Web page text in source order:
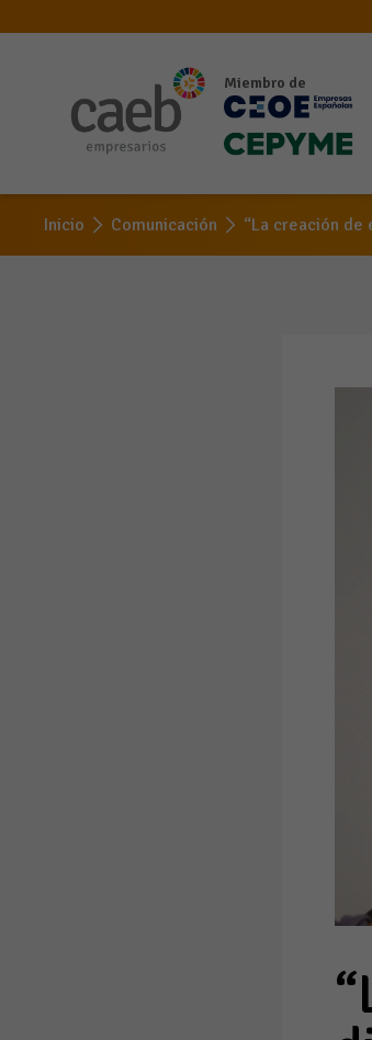
Miembro de
Inicio Comunicación “La creación de